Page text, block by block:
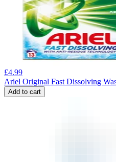
£4.99
Ariel Original Fast Dissolving
Add to cart